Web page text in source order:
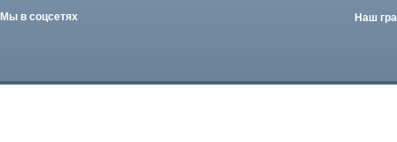
Мы в соцсетях Наш